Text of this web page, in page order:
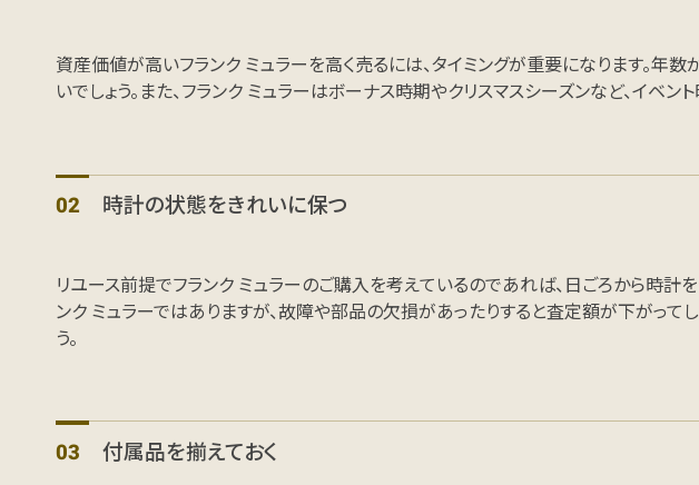
資産価値が高いフランク ミュラーを高く売るには、タイミングが重要になります。年
いでしょう。また、フランク ミュラーはボーナス時期やクリスマスシーズンなど、イ
時計の状態をきれいに保つ
リユース前提でフランク ミュラーのご購入を考えているのであれば、日ごろから時
ンク ミュラーではありますが、故障や部品の欠損があったりすると査定額が下がって
う。
付属品を揃えておく